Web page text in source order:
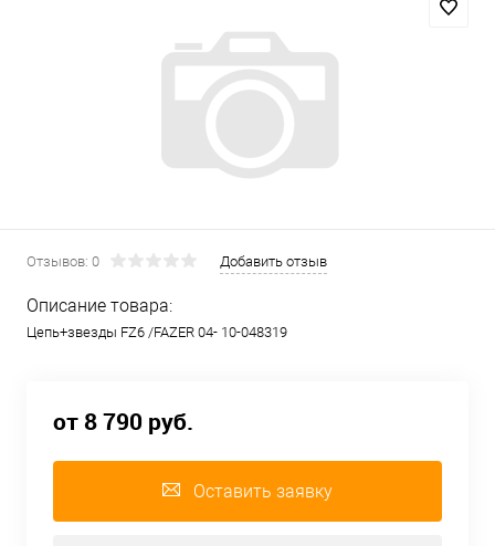
Отзывов: 0 Добавить отзыв
Описание товара:
Цепь+звезды FZ6 /FAZER 04- 10-048319
от 8 790 руб.
Оставить заявку